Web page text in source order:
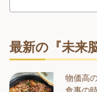
最新の『未来
物価高